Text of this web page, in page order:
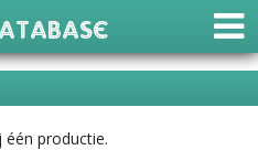
productie.